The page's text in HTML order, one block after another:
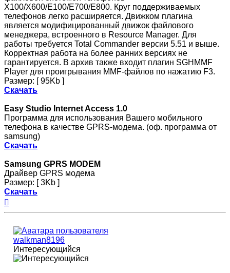
X100/X600/E100/E700/E800. Круг поддерживаемых
телефонов легко расширяется. Движком плагина
является модифицированный движок файлового
менеджера, встроенного в Resource Manager. Для
работы требуется Total Commander версии 5.51 и выше.
Корректная работа на более ранних версиях не
гарантируется. В архив также входит плагин SGHMMF
Player для проигрывания MMF-файлов по нажатию F3.
Размер: [ 95Kb ]
Скачать
Easy Studio Internet Access 1.0
Программа для использования Вашего мобильного
телефона в качестве GPRS-модема. (оф. программа от
samsung)
Скачать
Samsung GPRS MODEM
Драйвер GPRS модема
Размер: [ 3Kb ]
Скачать
walkman8196
Интересующийся